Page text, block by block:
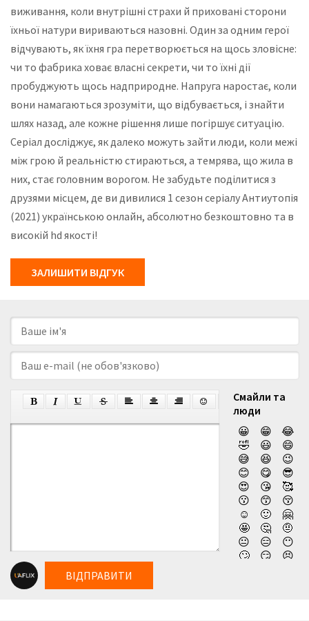
виживання, коли внутрішні страхи й приховані сторони
їхньої натури вириваються назовні. Один за одним герої
відчувають, як їхня гра перетворюється на щось зловісне:
чи то фабрика ховає власні секрети, чи то їхні дії
пробуджують щось надприродне. Напруга наростає, коли
вони намагаються зрозуміти, що відбувається, і знайти
шлях назад, але кожне рішення лише погіршує ситуацію.
Серіал досліджує, як далеко можуть зайти люди, коли межі
між грою й реальністю стираються, а темрява, що жила в
них, стає головним ворогом. Не забудьте поділитися з
друзями місцем, де ви дивилися 1 сезон серіалу Антиутопія
(2021) українською онлайн, абсолютно безкоштовно та в
високій hd якості!
ЗАЛИШИТИ ВІДГУК
Смайли та
люди
😀
😁
😂
🤣
😃
😄
😅
😆
😉
😊
😋
😎
😍
😘
🥰
😗
😙
😚
☺️
🙂
🤗
🤩
🤔
🤨
😐
😑
😶
🙄
😏
😣
ВІДПРАВИТИ